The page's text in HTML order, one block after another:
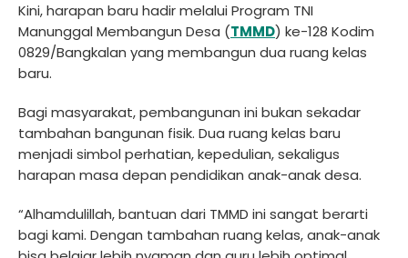
Kini, harapan baru hadir melalui Program TNI
Manunggal Membangun Desa (TMMD) ke-128 Kodim
0829/Bangkalan yang membangun dua ruang kelas
baru.
Bagi masyarakat, pembangunan ini bukan sekadar
tambahan bangunan fisik. Dua ruang kelas baru
menjadi simbol perhatian, kepedulian, sekaligus
harapan masa depan pendidikan anak-anak desa.
“Alhamdulillah, bantuan dari TMMD ini sangat berarti
bagi kami. Dengan tambahan ruang kelas, anak-anak